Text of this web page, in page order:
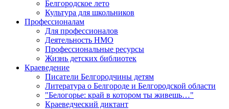
Белгородское лето
Культура для школьников
Профессионалам
Для профессионалов
Деятельность НМО
Профессиональные ресурсы
Жизнь детских библиотек
Краеведение
Писатели Белгородчины детям
Литература о Белгороде и Белгородской области
"Белогорье: край в котором ты живешь…"
Краеведческий диктант